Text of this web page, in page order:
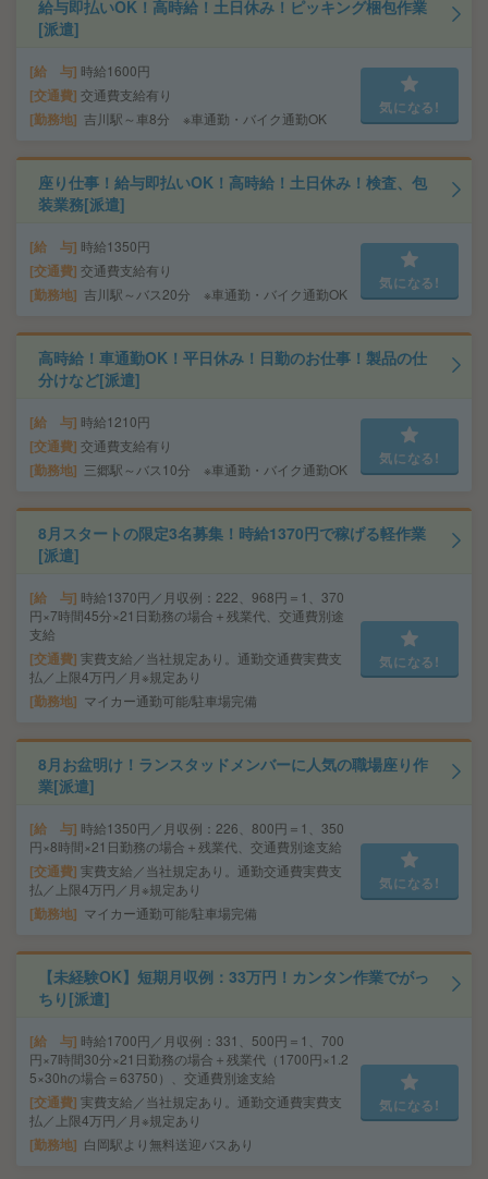
給与即払いOK！高時給！土日休み！ピッキング梱包作業
[派遣]
給 与 時給1600円
交通費 交通費支給有り
勤務地 吉川駅～車8分 ※車通勤・バイク通勤OK
気になる!
座り仕事！給与即払いOK！高時給！土日休み！検査、包
装業務[派遣]
給 与 時給1350円
交通費 交通費支給有り
勤務地 吉川駅～バス20分 ※車通勤・バイク通勤OK
気になる!
高時給！車通勤OK！平日休み！日勤のお仕事！製品の仕
分けなど[派遣]
給 与 時給1210円
交通費 交通費支給有り
勤務地 三郷駅～バス10分 ※車通勤・バイク通勤OK
気になる!
8月スタートの限定3名募集！時給1370円で稼げる軽作業
[派遣]
給 与 時給1370円／月収例：222、968円＝1、370
円×7時間45分×21日勤務の場合＋残業代、交通費別途
支給
交通費 実費支給／当社規定あり。通勤交通費実費支
払／上限4万円／月※規定あり
勤務地 マイカー通勤可能/駐車場完備
気になる!
8月お盆明け！ランスタッドメンバーに人気の職場座り作
業[派遣]
給 与 時給1350円／月収例：226、800円＝1、350
円×8時間×21日勤務の場合＋残業代、交通費別途支給
交通費 実費支給／当社規定あり。通勤交通費実費支
払／上限4万円／月※規定あり
勤務地 マイカー通勤可能/駐車場完備
気になる!
【未経験OK】短期月収例：33万円！カンタン作業でがっ
ちり[派遣]
給 与 時給1700円／月収例：331、500円＝1、700
円×7時間30分×21日勤務の場合＋残業代（1700円×1.2
5×30hの場合＝63750）、交通費別途支給
交通費 実費支給／当社規定あり。通勤交通費実費支
払／上限4万円／月※規定あり
勤務地 白岡駅より無料送迎バスあり
気になる!